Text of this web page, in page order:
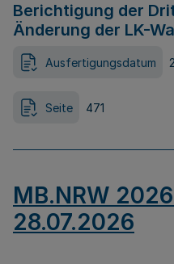
Berichtigung der
Änderung der LK-
Ausfertigungsdatum
Seite 471
MB.NRW
28.07.2026